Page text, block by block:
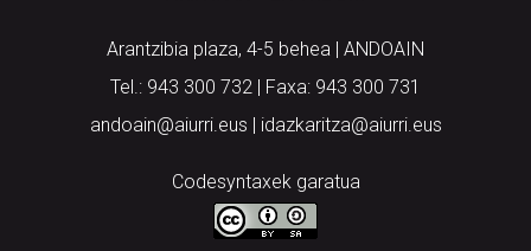
Arantzibia plaza, 4-5 behea | ANDOAIN
Tel.: 943 300 732 | Faxa: 943 300 731
andoain@aiurri.eus | idazkaritza@aiurri.eus
Codesyntaxek garatua